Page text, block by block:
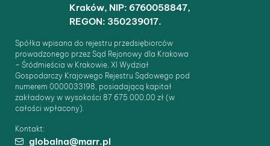
Kraków, NIP: 6760058847,
REGON: 350239017.
Spółka wpisana do rejestru przedsiębiorców
prowadzonego przez Sąd Rejonowy dla Krakowa
– Śródmieścia w Krakowie, XI Wydział
Gospodarczy Krajowego Rejestru Sądowego pod
numerem 0000033198, posiadającą kapitał
zakładowy w wysokości 87 675 000,00 zł (w
całości wpłacony).
Kontakt:
globalna@marr.pl